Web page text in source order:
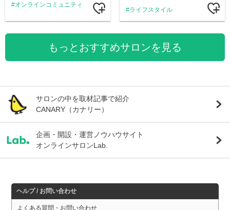
オンラインコミュニティ
ライフスタイル
もっとおすすめサロンを見る
サロンの中を取材記事で紹介
CANARY（カナリー）
企画・開設・運営ノウハウサイト
オンラインサロンLab.
ヘルプ / お問い合わせ
よくある質問・お問い合わせ